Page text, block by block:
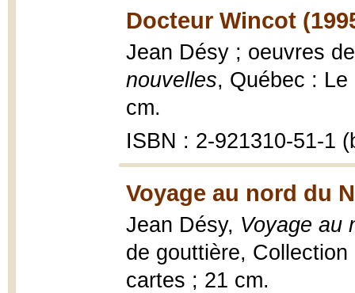
Docteur Wincot
Jean Désy ; oeuvres
nouvelles, Québec :
cm.
ISBN : 2-921310-51-1
Voyage au nord du
Jean Désy, Voyage au
de gouttière,
cartes ; 21 cm.